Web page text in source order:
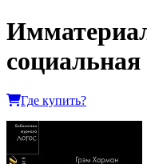
социальная
Где купить?